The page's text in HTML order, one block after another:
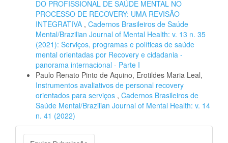
DO PROFISSIONAL DE SAÚDE MENTAL NO
PROCESSO DE RECOVERY: UMA REVISÃO
INTEGRATIVA , Cadernos Brasileiros de Saúde
Mental/Brazilian Journal of Mental Health: v. 13 n. 35
(2021): Serviços, programas e políticas de saúde
mental orientadas por Recovery e cidadania -
panorama internacional - Parte I
Paulo Renato Pinto de Aquino, Erotildes Maria Leal,
Instrumentos avaliativos de personal recovery
orientados para serviços , Cadernos Brasileiros de
Saúde Mental/Brazilian Journal of Mental Health: v. 14
n. 41 (2022)
Enviar